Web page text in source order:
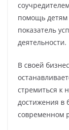
помощь
показатель
деятельности.
В своей
стремиться к
достижения в
современном